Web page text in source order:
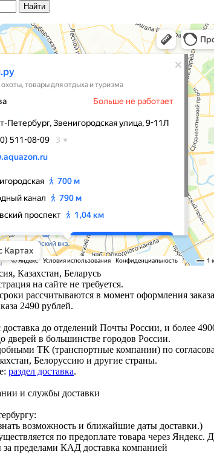
Казахстан, Беларусь
на сайте не требуется.
рассчитываются в момент оформления
2490 рублей.
до отделений Почты России, и более
дверей в большинстве городов России.
ТК (транспортные компании) по
Белоруссию и другие страны.
раздел доставка.
возможность и ближайшие даты доставки.)
по предоплате товара через Яндекс.
пределами КАД доставка компанией